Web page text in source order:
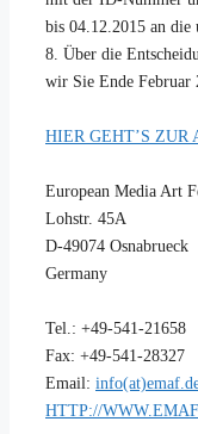
bis 04.12.2015 an die
8. Über die
wir Sie Ende Februar
HIER GEHT’S ZUR
European Media Art
Lohstr. 45A
D-49074 Osnabrueck
Germany
Tel.: +49-541-21658
Fax: +49-541-28327
Email:
HTTP://